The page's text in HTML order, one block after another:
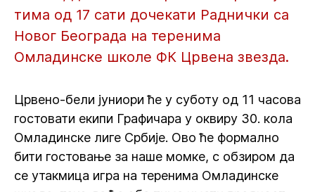
тима од 17 сати дочекати Раднички са
Новог Београда на теренима
Омладинске школе ФК Црвена звезда.
Црвено-бели јуниори ће у суботу од 11 часова
гостовати екипи Графичара у оквиру 30. кола
Омладинске лиге Србије. Ово ће формално
бити гостовање за наше момке, с обзиром да
се утакмица игра на теренима Омладинске